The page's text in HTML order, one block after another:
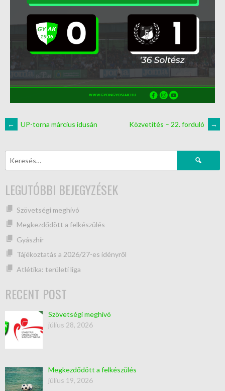
← UP-torna március idusán Közvetítés – 22. forduló →
LEGUTÓBBI BEJEGYZÉSEK
Szövetségi meghívó
Megkezdődött a felkészülés
Gyászhír
Tájékoztatás a 2026/27-es idényről
Atlétika: területi liga
RECENT POST
Szövetségi meghívó
július 28, 2026
Megkezdődött a felkészülés
július 19, 2026